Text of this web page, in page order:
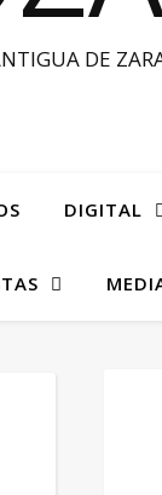
DE
DIGITAL